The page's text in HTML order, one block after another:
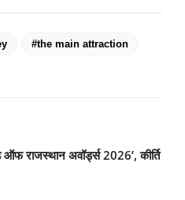
#the main attraction
राजस्थान अवॉर्ड्स 2026’, कीर्ति